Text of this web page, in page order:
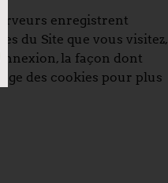
enregistrent
du Site que vous visitez,
la façon dont
des cookies pour plus